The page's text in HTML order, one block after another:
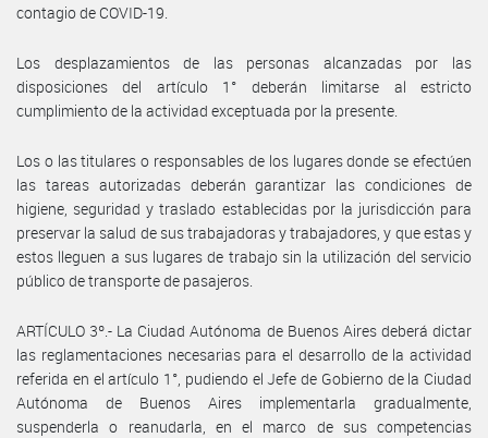
contagio de COVID-19.
Los desplazamientos de las personas alcanzadas por las
disposiciones del artículo 1° deberán limitarse al estricto
cumplimiento de la actividad exceptuada por la presente.
Los o las titulares o responsables de los lugares donde se efectúen
las tareas autorizadas deberán garantizar las condiciones de
higiene, seguridad y traslado establecidas por la jurisdicción para
preservar la salud de sus trabajadoras y trabajadores, y que estas y
estos lleguen a sus lugares de trabajo sin la utilización del servicio
público de transporte de pasajeros.
ARTÍCULO 3º.- La Ciudad Autónoma de Buenos Aires deberá dictar
las reglamentaciones necesarias para el desarrollo de la actividad
referida en el artículo 1°, pudiendo el Jefe de Gobierno de la Ciudad
Autónoma de Buenos Aires implementarla gradualmente,
suspenderla o reanudarla, en el marco de sus competencias